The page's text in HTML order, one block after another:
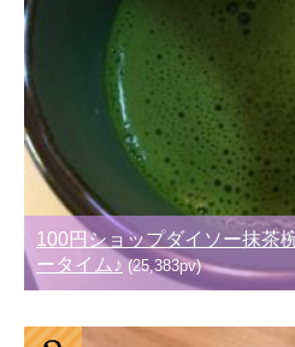
100円ショップダイソー抹茶
ータイム♪ (25,383pv)